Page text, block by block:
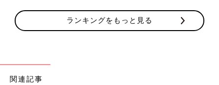
哺乳びんの消毒は生後5～6ヶ月ごろまで続けて
低月齢の赤ちゃんは抵抗力が弱いため、使ったあとの哺乳びんと
哺乳びんの消毒方法、種類とその特徴は?
ランキングをもっと見る
関連記事